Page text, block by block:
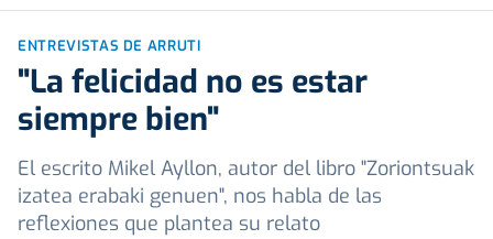
ENTREVISTAS DE ARRUTI
"La felicidad no es estar
siempre bien"
El escrito Mikel Ayllon, autor del libro "Zoriontsuak
izatea erabaki genuen", nos habla de las
reflexiones que plantea su relato